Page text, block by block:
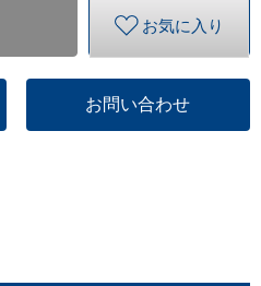
お気に入り
お問い合わせ